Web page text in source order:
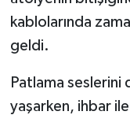
kablolarında
geldi.
Patlama seslerini
yaşarken, ihbar